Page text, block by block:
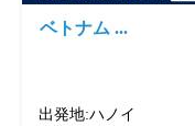
ベトナム ...
出発地:ハノイ